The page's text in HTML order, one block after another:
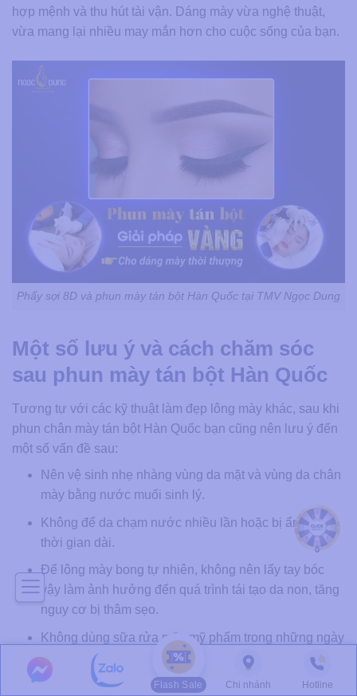
hợp mệnh và thu hút tài vận. Dáng mày vừa nghệ thuật,
vừa mang lại nhiều may mắn hơn cho cuộc sống của bạn.
Phẩy sợi 8D và phun mày tán bột Hàn Quốc tại TMV Ngọc Dung
Một số lưu ý và cách chăm sóc
sau phun mày tán bột Hàn Quốc
Tương tự với các kỹ thuật làm đẹp lông mày khác, sau khi
phun chân mày tán bột Hàn Quốc bạn cũng nên lưu ý đến
một số vấn đề sau:
Nên vệ sinh nhẹ nhàng vùng da mặt và vùng da chân
mày bằng nước muối sinh lý.
Không để da chạm nước nhiều lần hoặc bị ẩm trong
thời gian dài.
Để lông mày bong tự nhiên, không nên lấy tay bóc
vậy làm ảnh hưởng đến quá trình tái tạo da non, tăng
nguy cơ bị thâm sẹo.
Không dùng sữa rửa mặt, mỹ phẩm trong những ngày
đầu sau khi phun tán bột.
Không được trang điểm khi lông mày vẫn chưa bong
Flash Sale Chi nhánh Hotline